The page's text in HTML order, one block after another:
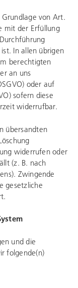
von Art.
mit der Erfüllung
In allen übrigen
berechtigten
an uns
oder auf
sofern diese
widerrufbar.
übersandten
widerrufen oder
(z. B. nach
Zwingende
gesetzliche
und die
folgende(n)